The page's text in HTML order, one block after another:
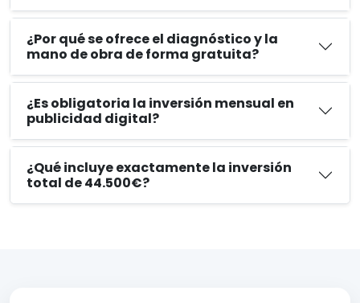
¿Por qué se ofrece el diagnóstico y la
mano de obra de forma gratuita?
¿Es obligatoria la inversión mensual en
publicidad digital?
¿Qué incluye exactamente la inversión
total de 44.500€?